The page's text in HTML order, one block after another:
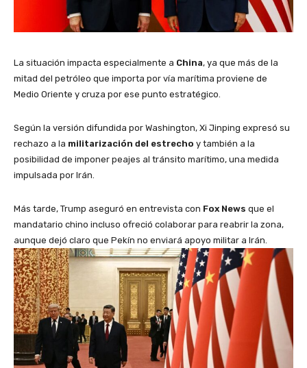
La situación impacta especialmente a China, ya que más de la
mitad del petróleo que importa por vía marítima proviene de
Medio Oriente y cruza por ese punto estratégico.
Según la versión difundida por Washington, Xi Jinping expresó su
rechazo a la militarización del estrecho y también a la
posibilidad de imponer peajes al tránsito marítimo, una medida
impulsada por Irán.
Más tarde, Trump aseguró en entrevista con Fox News que el
mandatario chino incluso ofreció colaborar para reabrir la zona,
aunque dejó claro que Pekín no enviará apoyo militar a Irán.